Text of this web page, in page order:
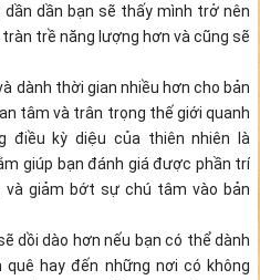
dần bạn sẽ thấy mình trở nên
trề năng lượng hơn và cũng sẽ
dành thời gian nhiều hơn cho bản
tâm và trân trọng thế giới quanh
điều kỳ diệu của thiên nhiên là
giúp bạn đánh giá được phần trí
giảm bớt sự chú tâm vào bản
dồi dào hơn nếu bạn có thể dành
hay đến những nơi có không